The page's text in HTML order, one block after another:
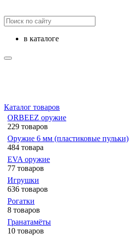
в каталоге
Каталог товаров
ORBEEZ оружие
229 товаров
Оружие 6 мм (пластиковые пульки)
484 товара
EVA оружие
77 товаров
Игрушки
636 товаров
Рогатки
8 товаров
Гранатамёты
10 товаров